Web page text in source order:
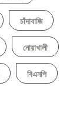
চাঁদাবাজি
নোয়াখালী
বিএনপি